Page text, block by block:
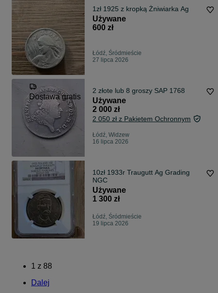
1zł 1925 z kropką Żniwiarka Ag
Używane
600 zł
Łódź, Śródmieście
27 lipca 2026
Dostawa gratis
2 złote lub 8 groszy SAP 1768
Używane
2 000 zł
2 050 zł z Pakietem Ochronnym
Łódź, Widzew
16 lipca 2026
10zł 1933r Traugutt Ag Grading
NGC
Używane
1 300 zł
Łódź, Śródmieście
19 lipca 2026
1 z 88
Dalej